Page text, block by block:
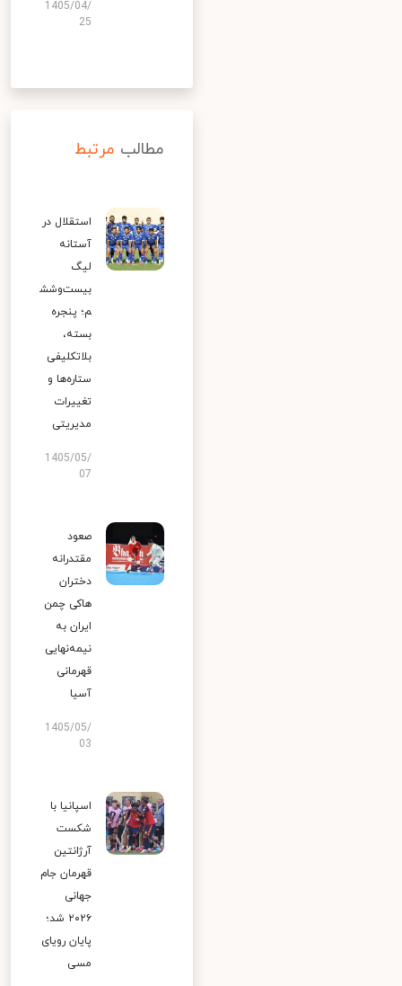
1405/04/
25
مطالب مرتبط
استقلال در
آستانه
لیگ
بیست‌وشش
م؛ پنجره
بسته،
بلاتکلیفی
ستاره‌ها و
تغییرات
مدیریتی
1405/05/
07
صعود
مقتدرانه
دختران
هاکی چمن
ایران به
نیمه‌نهایی
قهرمانی
آسیا
1405/05/
03
اسپانیا با
شکست
آرژانتین
قهرمان جام
جهانی
۲۰۲۶ شد؛
پایان رویای
مسی